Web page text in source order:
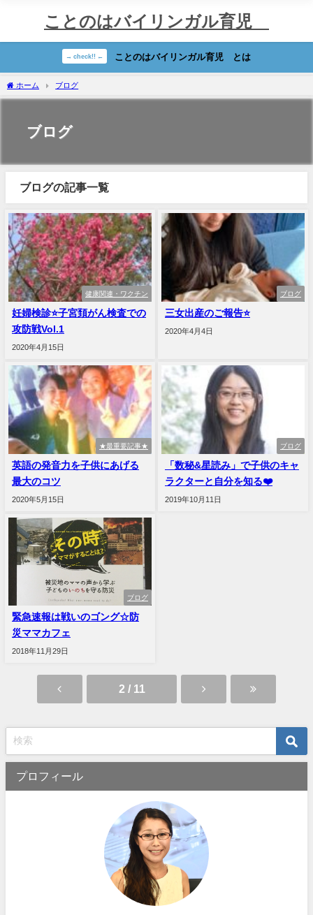
ことのはバイリンガル育児®
→ check!! ← ことのはバイリンガル育児®︎とは
ホーム ブログ
ブログ
ブログの記事一覧
健康関連・ワクチン
妊婦検診⭐️子宮頚がん検査での
攻防戦Vol.1
2020年4月15日
ブログ
三女出産のご報告⭐️
2020年4月4日
★最重要記事★
英語の発音力を子供にあげる
最大のコツ
2020年5月15日
ブログ
「数秘&星読み」で子供のキャ
ラクターと自分を知る❤️
2019年10月11日
ブログ
緊急速報は戦いのゴング☆防
災ママカフェ
2018年11月29日
2 / 11
プロフィール